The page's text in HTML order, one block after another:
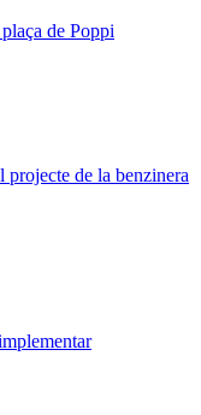
de Poppi
projecte de la benzinera